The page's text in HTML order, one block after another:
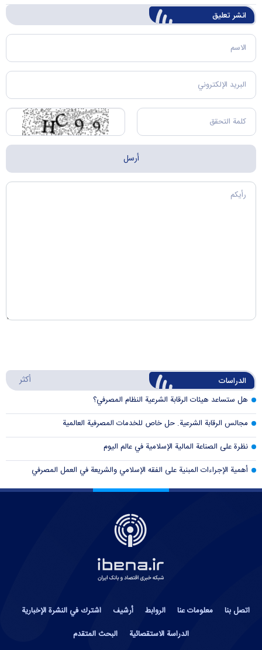
انشر تعليق
الدراسات أكثر
هل ستساعد هيئات الرقابة الشرعية النظام المصرفي؟
مجالس الرقابة الشرعية. حل خاص للخدمات المصرفية العالمية
نظرة على الصناعة المالية الإسلامية في عالم اليوم
أهمية الإجراءات المبنية على الفقه الإسلامي والشريعة في العمل المصرفي
اتصل بنا معلومات عنا الروابط أرشيف
اشترك في النشرة الإخبارية
الدراسة الاستقصائية
البحث المتقدم